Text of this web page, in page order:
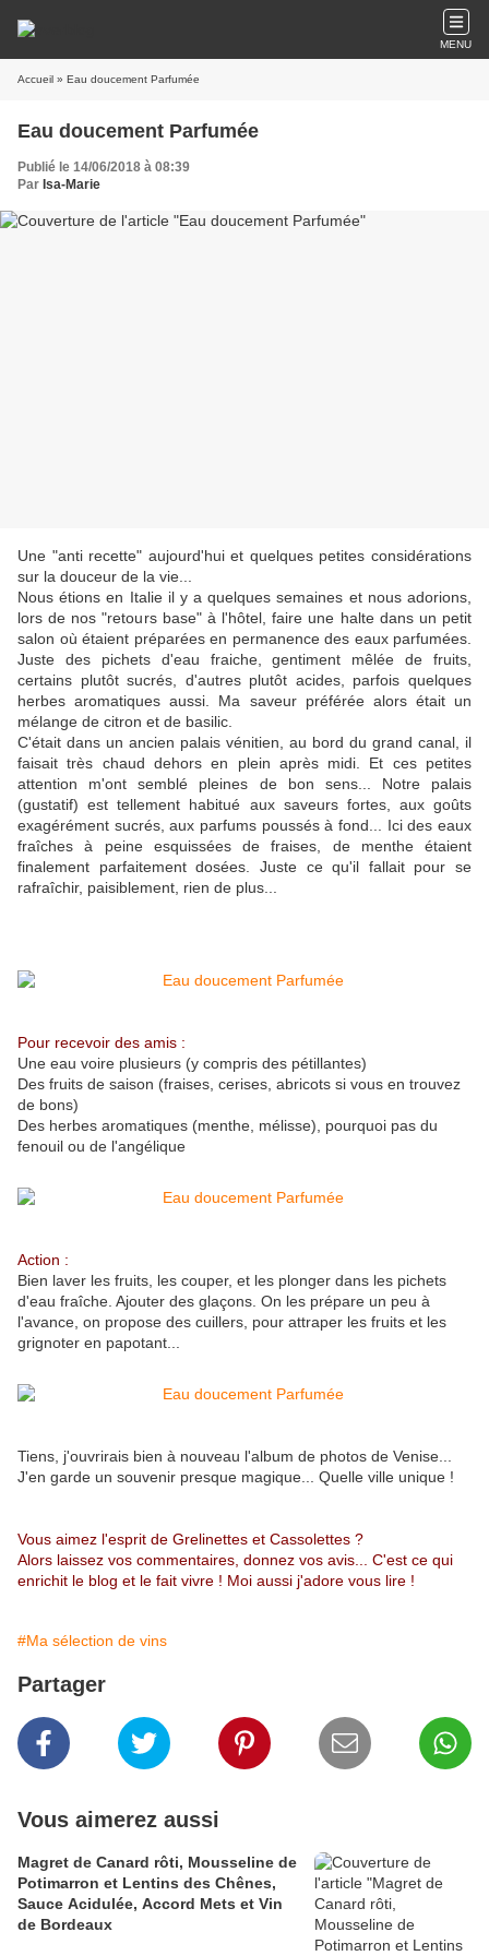
MENU
Accueil » Eau doucement Parfumée
Eau doucement Parfumée
Publié le 14/06/2018 à 08:39
Par Isa-Marie
Une "anti recette" aujourd'hui et quelques petites considérations
sur la douceur de la vie...
Nous étions en Italie il y a quelques semaines et nous adorions,
lors de nos "retours base" à l'hôtel, faire une halte dans un petit
salon où étaient préparées en permanence des eaux parfumées.
Juste des pichets d'eau fraiche, gentiment mêlée de fruits,
certains plutôt sucrés, d'autres plutôt acides, parfois quelques
herbes aromatiques aussi. Ma saveur préférée alors était un
mélange de citron et de basilic.
C'était dans un ancien palais vénitien, au bord du grand canal, il
faisait très chaud dehors en plein après midi. Et ces petites
attention m'ont semblé pleines de bon sens... Notre palais
(gustatif) est tellement habitué aux saveurs fortes, aux goûts
exagérément sucrés, aux parfums poussés à fond... Ici des eaux
fraîches à peine esquissées de fraises, de menthe étaient
finalement parfaitement dosées. Juste ce qu'il fallait pour se
rafraîchir, paisiblement, rien de plus...
Pour recevoir des amis :
Une eau voire plusieurs (y compris des pétillantes)
Des fruits de saison (fraises, cerises, abricots si vous en trouvez
de bons)
Des herbes aromatiques (menthe, mélisse), pourquoi pas du
fenouil ou de l'angélique
Action :
Bien laver les fruits, les couper, et les plonger dans les pichets
d'eau fraîche. Ajouter des glaçons. On les prépare un peu à
l'avance, on propose des cuillers, pour attraper les fruits et les
grignoter en papotant...
Tiens, j'ouvrirais bien à nouveau l'album de photos de Venise...
J'en garde un souvenir presque magique... Quelle ville unique !
Vous aimez l'esprit de Grelinettes et Cassolettes ?
Alors laissez vos commentaires, donnez vos avis... C'est ce qui
enrichit le blog et le fait vivre ! Moi aussi j'adore vous lire !
#Ma sélection de vins
Partager
Vous aimerez aussi
Magret de Canard rôti, Mousseline de
Potimarron et Lentins des Chênes,
Sauce Acidulée, Accord Mets et Vin
de Bordeaux